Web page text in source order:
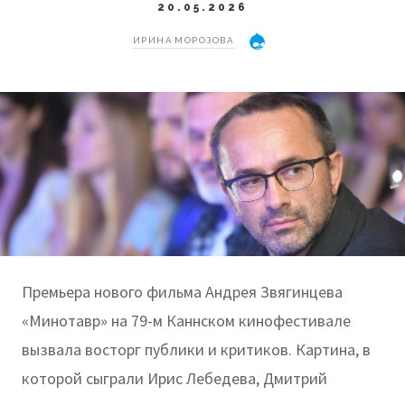
20.05.2026
ИРИНА МОРОЗОВА
Премьера нового фильма Андрея Звягинцева
«Минотавр» на 79-м Каннском кинофестивале
вызвала восторг публики и критиков. Картина, в
которой сыграли Ирис Лебедева, Дмитрий